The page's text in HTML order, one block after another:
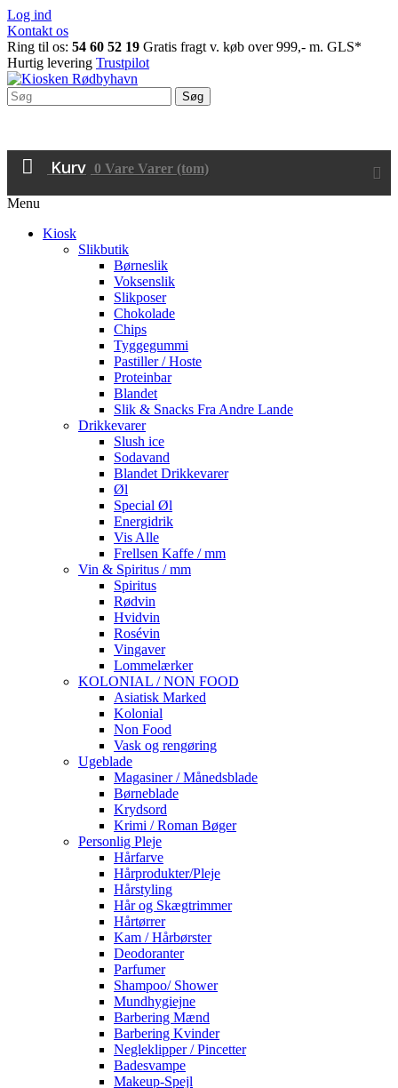
Log ind
Kontakt os
Ring til os: 54 60 52 19 Gratis fragt v. køb over 999,- m. GLS*
Hurtig levering Trustpilot
Søg
Kurv 0 Vare Varer (tom)
Menu
Kiosk
Slikbutik
Børneslik
Voksenslik
Slikposer
Chokolade
Chips
Tyggegummi
Pastiller / Hoste
Proteinbar
Blandet
Slik & Snacks Fra Andre Lande
Drikkevarer
Slush ice
Sodavand
Blandet Drikkevarer
Øl
Special Øl
Energidrik
Vis Alle
Frellsen Kaffe / mm
Vin & Spiritus / mm
Spiritus
Rødvin
Hvidvin
Rosévin
Vingaver
Lommelærker
KOLONIAL / NON FOOD
Asiatisk Marked
Kolonial
Non Food
Vask og rengøring
Ugeblade
Magasiner / Månedsblade
Børneblade
Krydsord
Krimi / Roman Bøger
Personlig Pleje
Hårfarve
Hårprodukter/Pleje
Hårstyling
Hår og Skægtrimmer
Hårtørrer
Kam / Hårbørster
Deodoranter
Parfumer
Shampoo/ Shower
Mundhygiejne
Barbering Mænd
Barbering Kvinder
Negleklipper / Pincetter
Badesvampe
Makeup-Spejl